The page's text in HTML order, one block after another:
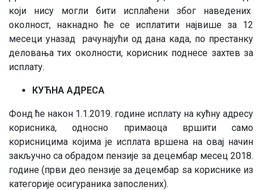
који нису могли бити исплаћени због наведених
околност, накнадно ће се исплатити највише за 12
месеци уназад рачунајући од дана када, по престанку
деловања тих околности, корисник поднесе захтев за
исплату.
КУЋНА АДРЕСА
Фонд ће након 1.1.2019. године исплату на кућну адресу
корисника, односно примаоца вршити само
корисницима којима је исплата вршена на овај начин
закључно са обрадом пензије за децембар месец 2018.
године (први део пензије за децембар ѕа кориснике из
категорије осигураника запослених).